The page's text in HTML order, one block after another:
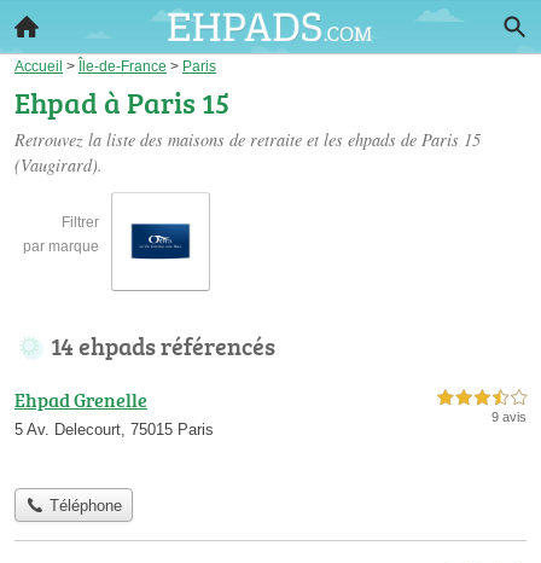
Accueil > Île-de-France > Paris
Ehpad à Paris 15
Retrouvez la liste des maisons de retraite et les ehpads de Paris 15
(Vaugirard).
Filtrer
par marque
14 ehpads référencés
Ehpad Grenelle
5 Av. Delecourt, 75015 Paris
3,5 étoiles sur 5
9 avis
Téléphone